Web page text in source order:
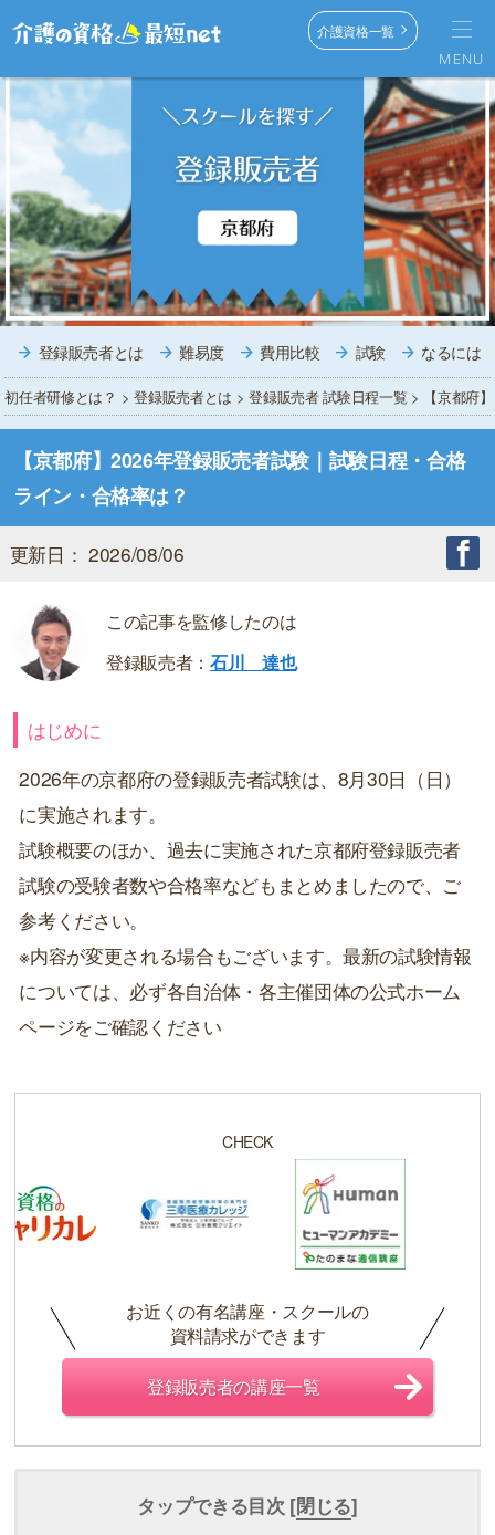
MENU
介護資格一覧
登録販売者とは 難易度 費用比較 試験 なるには
初任者研修とは？ >登録販売者とは >登録販売者 試験日程一覧 > 【京都府
【京都府】2026年登録販売者試験｜試験日程・合格
ライン・合格率は？
更新日： 2026/08/06
この記事を監修したのは
登録販売者： 石川 達也
はじめに
2026年の京都府の登録販売者試験は、8月30日（日）
に実施されます。
試験概要のほか、過去に実施された京都府登録販売者
試験の受験者数や合格率などもまとめましたので、ご
参考ください。
※内容が変更される場合もございます。最新の試験情報
については、必ず各自治体・各主催団体の公式ホーム
ページをご確認ください
CHECK
お近くの有名講座・スクールの
資料請求ができます
登録販売者の講座一覧
タップできる目次 [閉じる]